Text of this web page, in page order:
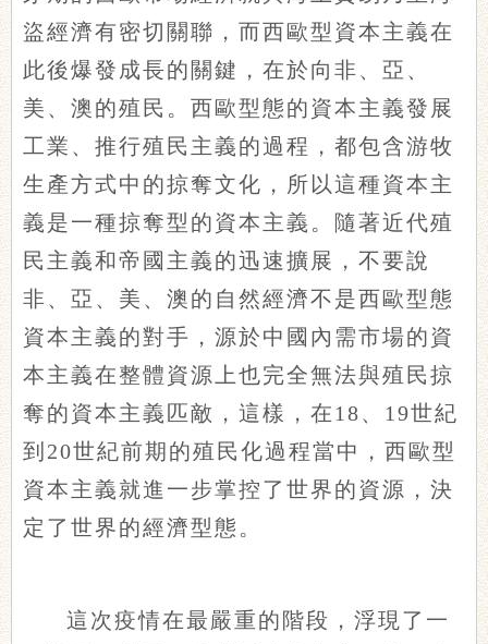
盜經濟有密切關聯，而西歐型資本主義在
此後爆發成長的關鍵，在於向非、亞、
美、澳的殖民。西歐型態的資本主義發展
工業、推行殖民主義的過程，都包含游牧
生產方式中的掠奪文化，所以這種資本主
義是一種掠奪型的資本主義。隨著近代殖
民主義和帝國主義的迅速擴展，不要說
非、亞、美、澳的自然經濟不是西歐型態
資本主義的對手，源於中國內需市場的資
本主義在整體資源上也完全無法與殖民掠
奪的資本主義匹敵，這樣，在18、19世紀
到20世紀前期的殖民化過程當中，西歐型
資本主義就進一步掌控了世界的資源，決
定了世界的經濟型態。
這次疫情在最嚴重的階段，浮現了一